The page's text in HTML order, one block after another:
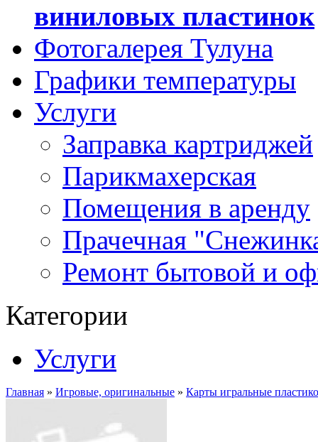
виниловых пластинок
Фотогалерея Тулуна
Графики температуры
Услуги
Заправка картриджей
Парикмахерская
Помещения в аренду
Прачечная
Ремонт бытовой и
Категории
Услуги
Главная » Игровые, оригинальные » Карты игральные